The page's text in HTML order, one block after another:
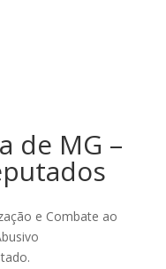
de MG –
e Combate ao